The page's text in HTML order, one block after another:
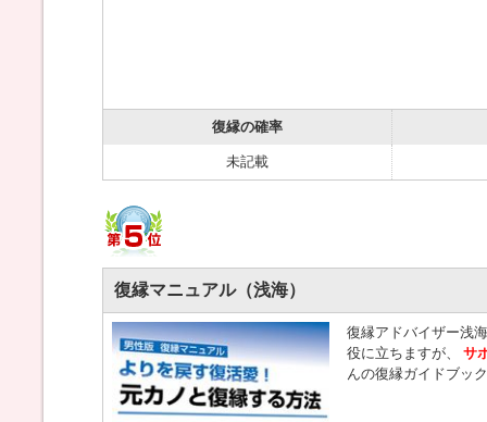
復縁の確率
未記載
復縁マニュアル（浅海）
復縁アドバイザー浅
役に立ちますが、
サ
んの復縁ガイドブッ